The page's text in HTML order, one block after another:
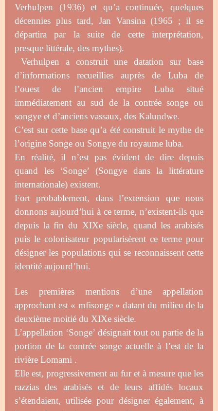
Verhulpen (1936) et qu’a continuée, quelques
décennies plus tard, Jan Vansina (1965 ; il se
départira par la suite de cette interprétation,
presque littérale, des mythes).
Verhulpen a construit une datation sur base
d’informations recueillies auprès de Luba de
l’ouest de l’ancien empire Luba situé
immédiatement au sud de la contrée songe ou
songye et d’anciens vassaux, des Kalundwe.
C’est sur cette base qu’a été construit le mythe de
l’origine Songe ou Songye du royaume luba.
En réalité, il n’est pas évident de dire depuis
quand les ‘Songe’ (Songye dans la littérature
internationale) existent.
Fort probablement, dans l’extension que nous
donnons aujourd’hui à ce terme, n’existent-ils que
depuis la fin du XIXe siècle, quand les arabisés
puis le colonisateur popularisèrent ce terme pour
désigner les populations qui se reconnaissent cette
identité aujourd’hui.
Les premières mentions d’une appellation
approchant est « mfisonge » datant du milieu de la
deuxième moitié du XIXe siècle.
L’appellation ‘Songe’ désignait tout ou partie de la
portion de la contrée songe actuelle à l’est de la
rivière Lomami .
Elle est, progressivement au fur et à mesure que les
razzias des arabisés et de leurs affidés locaux
s’étendaient, utilisée pour désigner également, à